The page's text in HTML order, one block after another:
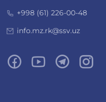
+998 (61) 226-00-48
info.mz.rk@ssv.uz